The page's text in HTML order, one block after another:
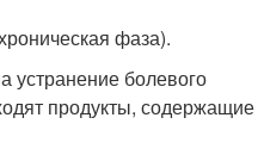
фаза).
устранение болевого
продукты, содержащие